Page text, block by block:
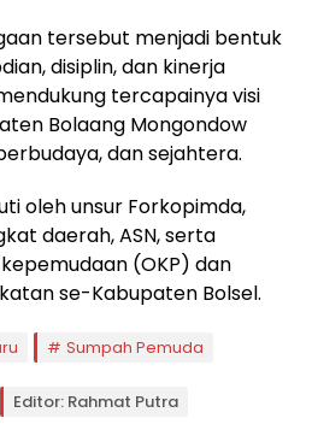
tersebut menjadi bentuk
disiplin, dan kinerja
tercapainya visi
Bolaang Mongondow
dan sejahtera.
oleh unsur Forkopimda,
daerah, ASN, serta
(OKP) dan
se-Kabupaten Bolsel.
Sumpah Pemuda
Editor: Rahmat Putra